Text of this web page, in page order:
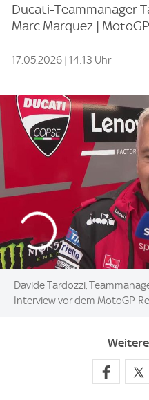
Ducati-Teammanager
Marc Marquez | MotoGP
17.05.2026 | 14:13 Uhr
Davide Tardozzi,
Interview vor dem MotoGP-